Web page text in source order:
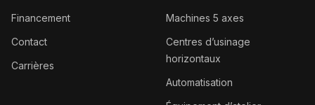
Financement
Contact
Carrières
Machines 5 axes
Centres d’usinage
horizontaux
Automatisation